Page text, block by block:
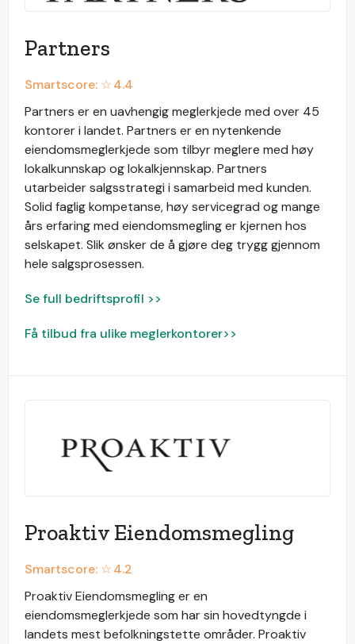
Partners
Smartscore: ☆4.4
Partners er en uavhengig meglerkjede med over 45
kontorer i landet. Partners er en nytenkende
eiendomsmeglerkjede som tilbyr meglere med høy
lokalkunnskap og lokalkjennskap. Partners
utarbeider salgsstrategi i samarbeid med kunden.
Solid faglig kompetanse, høy servicegrad og mange
års erfaring med eiendomsmegling er kjernen hos
selskapet. Slik ønsker de å gjøre deg trygg gjennom
hele salgsprosessen.
Se full bedriftsprofil >>
Få tilbud fra ulike meglerkontorer>>
Proaktiv Eiendomsmegling
Smartscore: ☆4.2
Proaktiv Eiendomsmegling er en
eiendomsmeglerkjede som har sin hovedtyngde i
landets mest befolkningstette områder. Proaktiv